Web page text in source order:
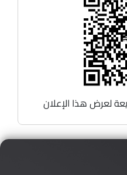
لعرض هذا الإعلان